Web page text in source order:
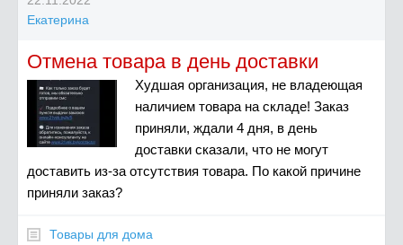
Екатерина
Отмена товара в день доставки
Худшая организация, не владеющая
наличием товара на складе! Заказ
приняли, ждали 4 дня, в день
доставки сказали, что не могут
доставить из-за отсутствия товара. По какой причине
приняли заказ?
Товары для дома